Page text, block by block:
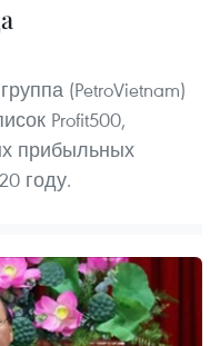
(PetroVietnam)
Profit500,
прибыльных
году.